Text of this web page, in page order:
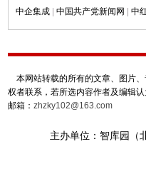
中企集成 中国共产党新闻网 中
本网站转载的所有的文章、图片、
权者联系，若所选内容作者及编辑
邮箱： zhzky102@163.com
主办单位：智库园（